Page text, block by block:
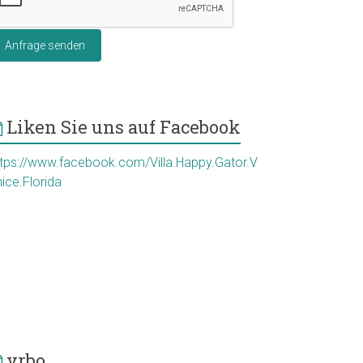
Anfrage senden
Liken Sie uns auf Facebook
www.facebook.com/Villa.Happy.Gator.V